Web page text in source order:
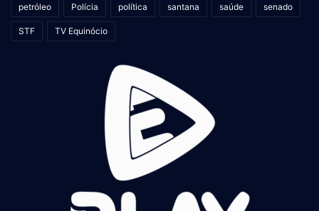
petróleo Polícia política santana saúde senado
STF TV Equinócio